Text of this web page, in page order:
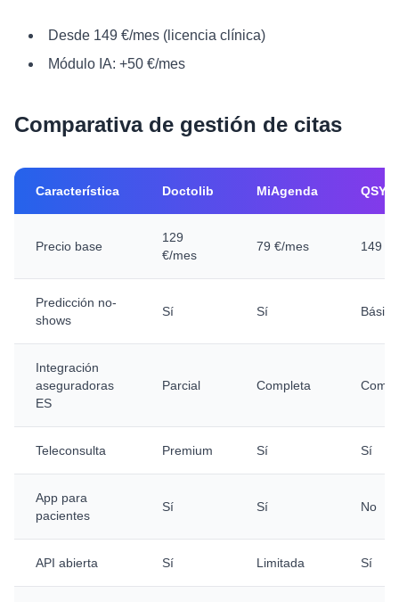
Desde 149 €/mes (licencia clínica)
Módulo IA: +50 €/mes
Comparativa de gestión de citas
Característica Doctolib MiAgenda
Precio base
129
€/mes
79 €/mes 149
Predicción no-
shows
Sí Sí Básica
Integración
aseguradoras
ES
Parcial Completa
Teleconsulta Premium Sí Sí
App para
pacientes
Sí Sí No
API abierta Sí Limitada Sí